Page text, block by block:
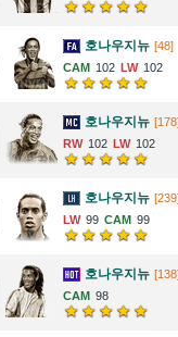
호나우지뉴 [48]
102
102
호나우지뉴
102
102
호나우지뉴
99
99
호나우지뉴
98